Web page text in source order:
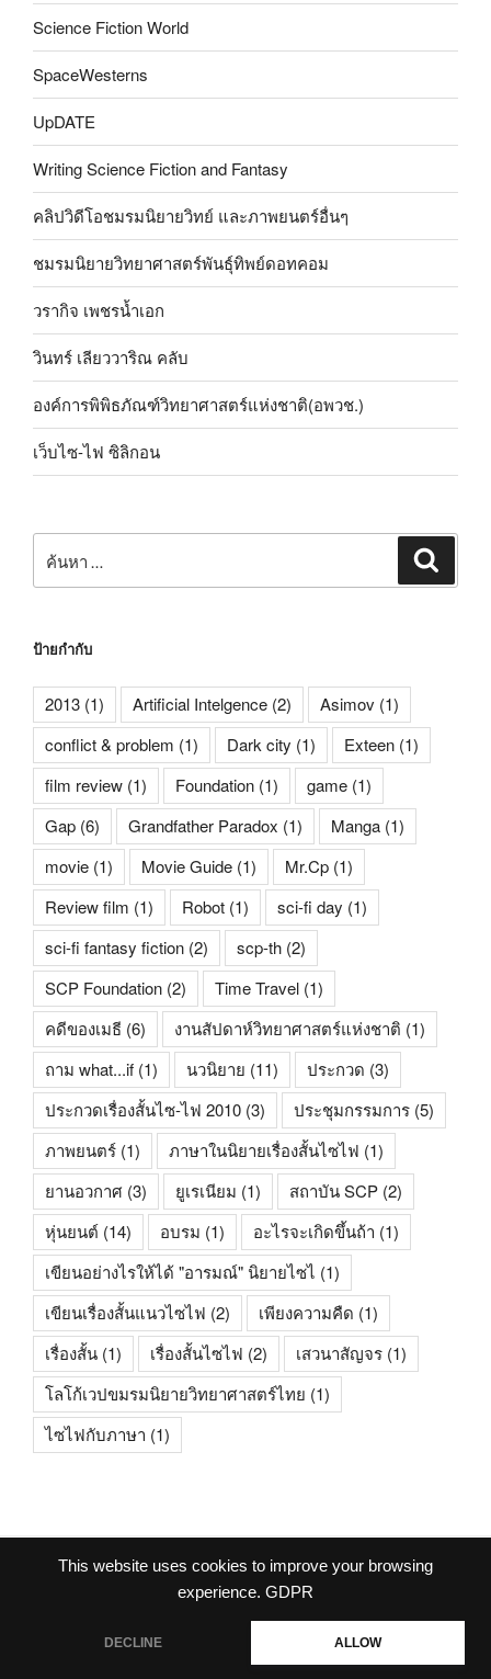
This website uses cookies to improve your browsing
experience. GDPR
DECLINE ALLOW
Science Fiction World
SpaceWesterns
UpDATE
Writing Science Fiction and Fantasy
คลิปวิดีโอชมรมนิยายวิทย์ และภาพยนตร์อื่นๆ
ชมรมนิยายวิทยาศาสตร์พันธุ์ทิพย์ดอทคอม
วรากิจ เพชรน้ำเอก
วินทร์ เลียววาริณ คลับ
องค์การพิพิธภัณฑ์วิทยาศาสตร์แห่งชาติ(อพวช.)
เว็บไซ-ไฟ ซิลิกอน
ป้ายกำกับ
2013 (1) Artificial Intelgence (2) Asimov (1)
conflict & problem (1) Dark city (1) Exteen (1)
film review (1) Foundation (1) game (1)
Gap (6) Grandfather Paradox (1) Manga (1)
movie (1) Movie Guide (1) Mr.Cp (1)
Review film (1) Robot (1) sci-fi day (1)
sci-fi fantasy fiction (2) scp-th (2)
SCP Foundation (2) Time Travel (1)
คดีของเมธี (6) งานสัปดาห์วิทยาศาสตร์แห่งชาติ (1)
ถาม what...if (1) นวนิยาย (11) ประกวด (3)
ประกวดเรื่องสั้นไซ-ไฟ 2010 (3) ประชุมกรรมการ (5)
ภาพยนตร์ (1) ภาษาในนิยายเรื่องสั้นไซไฟ (1)
ยานอวกาศ (3) ยูเรเนียม (1) สถาบัน SCP (2)
หุ่นยนต์ (14) อบรม (1) อะไรจะเกิดขึ้นถ้า (1)
เขียนอย่างไรให้ได้ "อารมณ์" นิยายไซไ (1)
เขียนเรื่องสั้นแนวไซไฟ (2) เพียงความคืด (1)
เรื่องสั้น (1) เรื่องสั้นไซไฟ (2) เสวนาสัญจร (1)
โลโก้เวปขมรมนิยายวิทยาศาสตร์ไทย (1)
ไซไฟกับภาษา (1)
ภูมิใจนำเสนอโดย WordPress